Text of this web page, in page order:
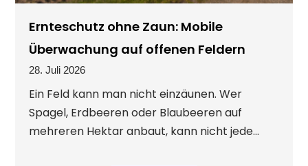
Ernteschutz ohne Zaun: Mobile
Überwachung auf offenen Feldern
28. Juli 2026
Ein Feld kann man nicht einzäunen. Wer
Spagel, Erdbeeren oder Blaubeeren auf
mehreren Hektar anbaut, kann nicht jede...